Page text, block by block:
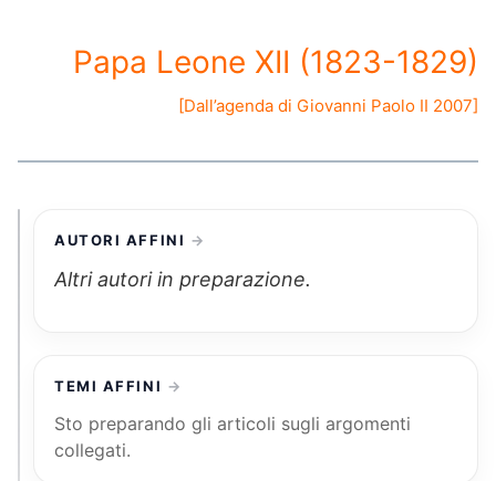
Papa Leone XII (1823-1829)
[Dall’agenda di Giovanni Paolo II 2007]
AUTORI AFFINI
Altri autori in preparazione.
TEMI AFFINI
Sto preparando gli articoli sugli argomenti
collegati.